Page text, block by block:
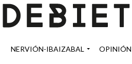
NERVIÓN-IBAIZABAL OPINIÓN